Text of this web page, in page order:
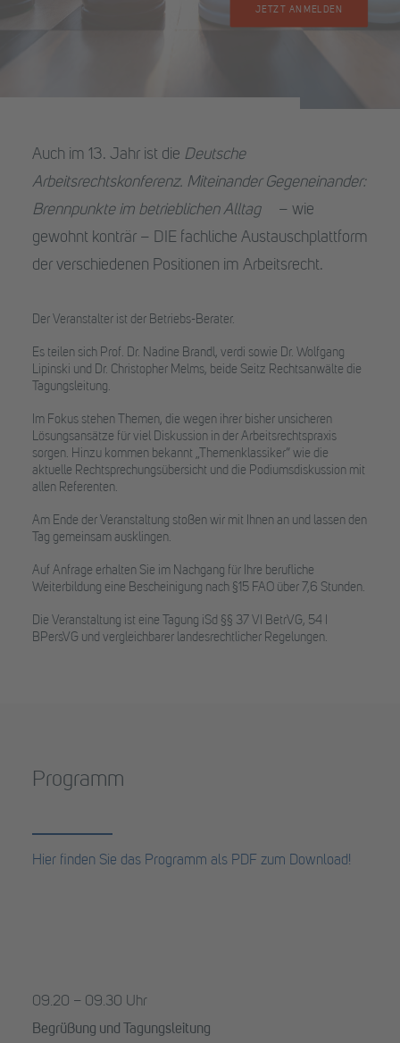
JETZT ANMELDEN
Auch im 13. Jahr ist die Deutsche
Arbeitsrechtskonferenz. Miteinander Gegeneinander:
Brennpunkte im betrieblichen Alltag– wie
gewohnt konträr – DIE fachliche Austauschplattform
der verschiedenen Positionen im Arbeitsrecht.
Der Veranstalter ist der Betriebs-Berater.
Es teilen sich Prof. Dr. Nadine Brandl, verdi sowie Dr. Wolfgang
Lipinski und Dr. Christopher Melms, beide Seitz Rechtsanwälte die
Tagungsleitung.
Im Fokus stehen Themen, die wegen ihrer bisher unsicheren
Lösungsansätze für viel Diskussion in der Arbeitsrechtspraxis
sorgen. Hinzu kommen bekannt „Themenklassiker“ wie die
aktuelle Rechtsprechungsübersicht und die Podiumsdiskussion mit
allen Referenten.
Am Ende der Veranstaltung stoßen wir mit Ihnen an und lassen den
Tag gemeinsam ausklingen.
Auf Anfrage erhalten Sie im Nachgang für Ihre berufliche
Weiterbildung eine Bescheinigung nach §15 FAO über 7,6 Stunden.
Die Veranstaltung ist eine Tagung iSd §§ 37 VI BetrVG, 54 I
BPersVG und vergleichbarer landesrechtlicher Regelungen.
Programm
Hier finden Sie das Programm als PDF zum Download!
09.20 – 09.30 Uhr
Begrüßung und Tagungsleitung